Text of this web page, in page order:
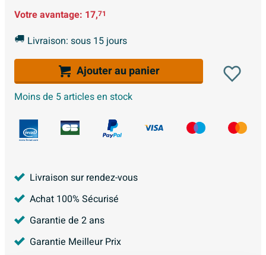
Votre avantage: 17,71
Livraison: sous 15 jours
Ajouter au panier
Moins de 5 articles en stock
Livraison sur rendez-vous
Achat 100% Sécurisé
Garantie de 2 ans
Garantie Meilleur Prix